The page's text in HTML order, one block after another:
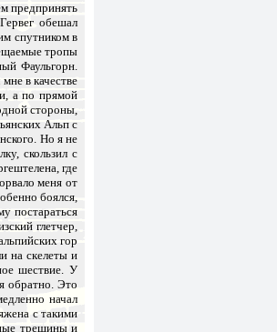
предпринять
обешал
спутником в
тропы
Фаульгорн.
в качестве
а по прямой
стороны,
Альп с
Но я не
скользил с
где
меня от
боялся,
постараться
глетчер,
гор
на скелеты и
шествие. У
обратно. Это
начал
с такими
трещины и